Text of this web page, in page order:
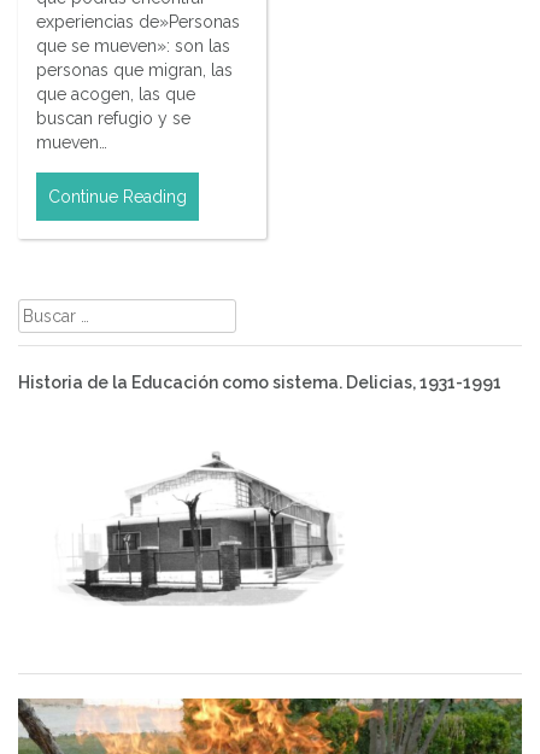
experiencias de»Personas
que se mueven»: son las
personas que migran, las
que acogen, las que
buscan refugio y se
mueven…
Continue Reading
Buscar:
Historia de la Educación como sistema. Delicias, 1931-1991